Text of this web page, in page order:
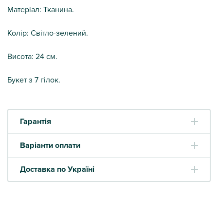
Матеріал: Тканина.
Колір: Світло-зелений.
Висота: 24 см.
Букет з 7 гілок.
Гарантія
Варіанти оплати
Доставка по Україні